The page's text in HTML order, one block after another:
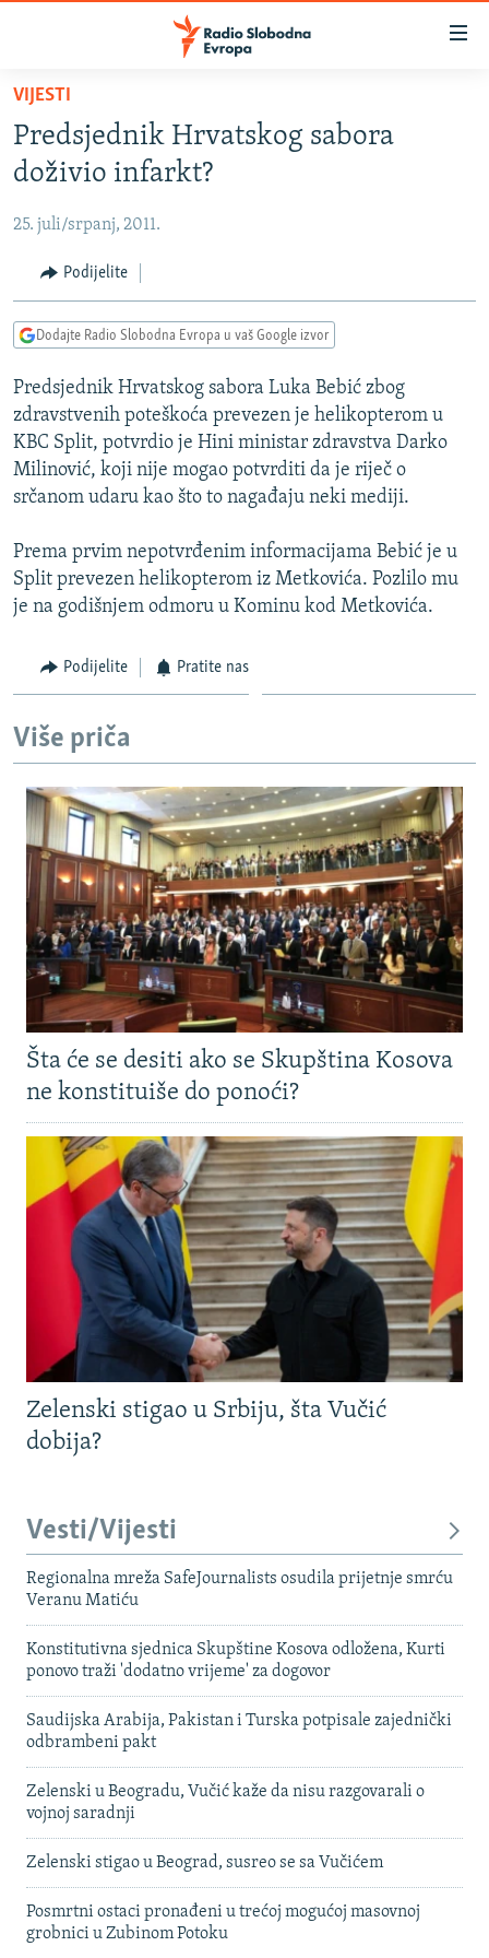
Pređite
glavni
sadržaj
na
navigaciju
Pređite
na
VIJESTI
BOSNA I HERCEGOVINA
KOSOVO
CRNA GORA
VIDEO
FOTOGALERIJE
INFOGRAFIKE
PODCASTI
RAT U UKRAJINI
KINA NA BALKANU
RSE PRIČE IZ SVIJETA
ISPRIČAJ MI
DNEVNO@RSE
SPECIJALI RSE
GENOCID U SREBRENICI
TV LIBERTY
POST SCRIPTUM
MOJA EVROPA
TRI DECENIJE OD RATA U BIH
SVE KARTE DEJTONA
NASTANAK I RASPAD JUGOSLAVIJE
Sve RFE/RL stranice
VIJESTI
Predsjednik Hrvatskog sabora
doživio infarkt?
25. juli/srpanj, 2011.
Podijelite
Dodajte Radio Slobodna Evropa u vaš Google izvor
Predsjednik Hrvatskog sabora Luka Bebić zbog
zdravstvenih poteškoća prevezen je helikopterom u
KBC Split, potvrdio je Hini ministar zdravstva Darko
Milinović, koji nije mogao potvrditi da je riječ o
srčanom udaru kao što to nagađaju neki mediji.
Prema prvim nepotvrđenim informacijama Bebić je u
Split prevezen helikopterom iz Metkovića. Pozlilo mu
je na godišnjem odmoru u Kominu kod Metkovića.
Podijelite Pratite nas
Više priča
Šta će se desiti ako se Skupština Kosova
ne konstituiše do ponoći?
Zelenski stigao u Srbiju, šta Vučić
dobija?
Vesti/Vijesti
Regionalna mreža SafeJournalists osudila prijetnje smrću
Veranu Matiću
Konstitutivna sjednica Skupštine Kosova odložena, Kurti
ponovo traži 'dodatno vrijeme' za dogovor
Saudijska Arabija, Pakistan i Turska potpisale zajednički
odbrambeni pakt
Zelenski u Beogradu, Vučić kaže da nisu razgovarali o
vojnoj saradnji
Zelenski stigao u Beograd, susreo se sa Vučićem
Posmrtni ostaci pronađeni u trećoj mogućoj masovnoj
grobnici u Zubinom Potoku